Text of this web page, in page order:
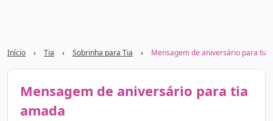
Início › Tia › Sobrinha para Tia › Mensagem de aniversário para tia
Mensagem de aniversário para tia
amada